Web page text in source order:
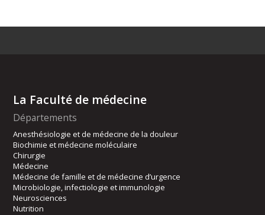
La Faculté de médecine
Départements
Anesthésiologie et de médecine de la douleur
Biochimie et médecine moléculaire
Chirurgie
Médecine
Médecine de famille et de médecine d’urgence
Microbiologie, infectiologie et immunologie
Neurosciences
Nutrition